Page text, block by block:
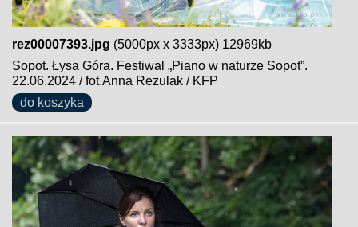
rez00007393.jpg (5000px x 3333px) 12969kb
Sopot. Łysa Góra. Festiwal „Piano w naturze Sopot”.
22.06.2024 / fot.Anna Rezulak / KFP
do koszyka